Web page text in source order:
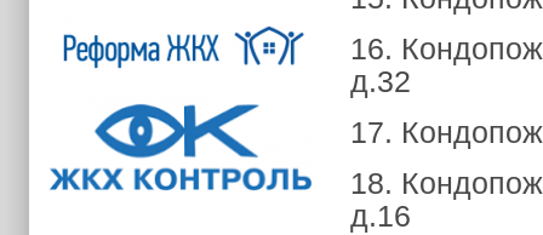
16.
д.32
17.
18.
д.16